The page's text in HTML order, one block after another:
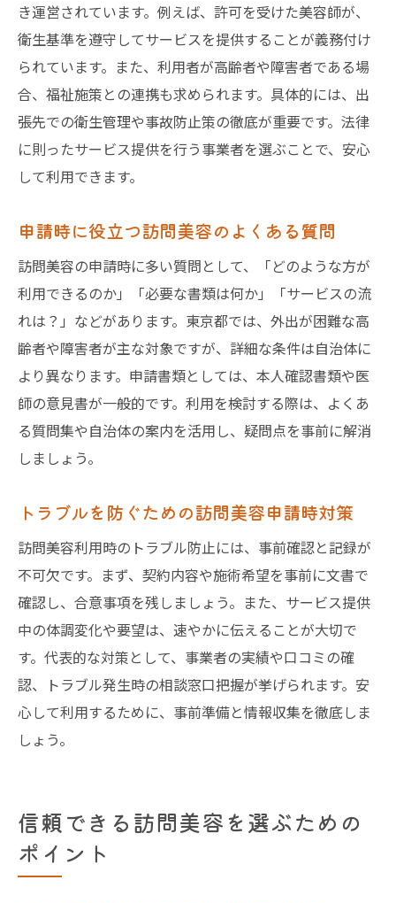
き運営されています。例えば、許可を受けた美容師が、
衛生基準を遵守してサービスを提供することが義務付け
られています。また、利用者が高齢者や障害者である場
合、福祉施策との連携も求められます。具体的には、出
張先での衛生管理や事故防止策の徹底が重要です。法律
に則ったサービス提供を行う事業者を選ぶことで、安心
して利用できます。
申請時に役立つ訪問美容のよくある質問
訪問美容の申請時に多い質問として、「どのような方が
利用できるのか」「必要な書類は何か」「サービスの流
れは？」などがあります。東京都では、外出が困難な高
齢者や障害者が主な対象ですが、詳細な条件は自治体に
より異なります。申請書類としては、本人確認書類や医
師の意見書が一般的です。利用を検討する際は、よくあ
る質問集や自治体の案内を活用し、疑問点を事前に解消
しましょう。
トラブルを防ぐための訪問美容申請時対策
訪問美容利用時のトラブル防止には、事前確認と記録が
不可欠です。まず、契約内容や施術希望を事前に文書で
確認し、合意事項を残しましょう。また、サービス提供
中の体調変化や要望は、速やかに伝えることが大切で
す。代表的な対策として、事業者の実績や口コミの確
認、トラブル発生時の相談窓口把握が挙げられます。安
心して利用するために、事前準備と情報収集を徹底しま
しょう。
信頼できる訪問美容を選ぶための
ポイント